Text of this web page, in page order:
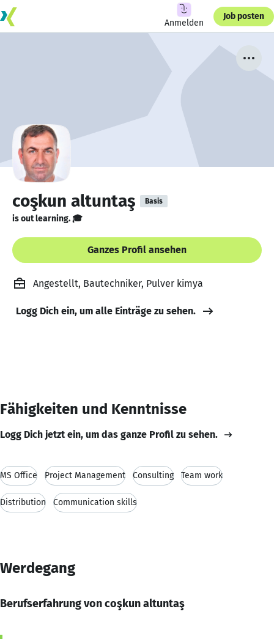
Anmelden
Job posten
coşkun altuntaş Basis
is out learning. 🎓
Ganzes Profil ansehen
Angestellt, Bautechniker, Pulver kimya
Logg Dich ein, um alle Einträge zu sehen.
Fähigkeiten und Kenntnisse
Logg Dich jetzt ein, um das ganze Profil zu sehen.
MS Office Project Management Consulting Team work
Distribution Communication skills
Werdegang
Berufserfahrung von coşkun altuntaş